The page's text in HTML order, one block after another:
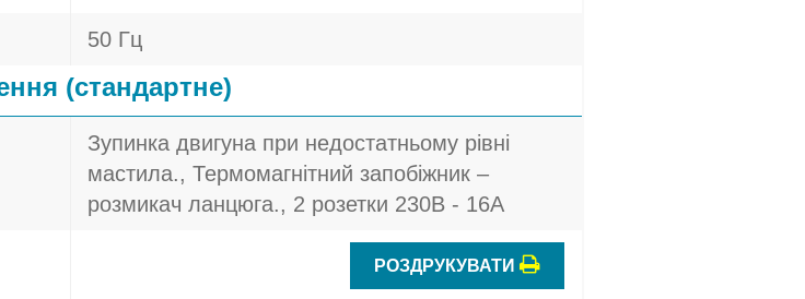
50 Гц
(стандартне)
Зупинка двигуна при недостатньому рівні
мастила., Термомагнітний запобіжник –
розмикач ланцюга., 2 розетки 230В - 16A
РОЗДРУКУВАТИ